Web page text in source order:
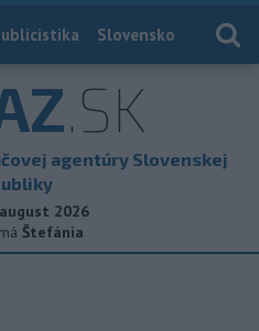
Slovensko
.SK
agentúry Slovenskej
august 2026
Štefánia